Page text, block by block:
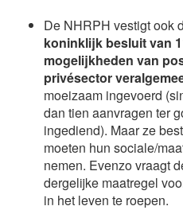
De NHRPH vestigt ook
koninklijk besluit van
mogelijkheden van
privésector
moeizaam ingevoerd
dan tien aanvragen ter
ingediend). Maar ze
moeten hun sociale/
nemen. Evenzo vraagt
dergelijke maatregel
in het leven te roepen.